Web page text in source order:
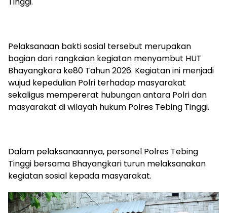
Pelaksanaan bakti sosial tersebut merupakan
bagian dari rangkaian kegiatan menyambut HUT
Bhayangkara ke80 Tahun 2026. Kegiatan ini menjadi
wujud kepedulian Polri terhadap masyarakat
sekaligus mempererat hubungan antara Polri dan
masyarakat di wilayah hukum Polres Tebing Tinggi.
Dalam pelaksanaannya, personel Polres Tebing
Tinggi bersama Bhayangkari turun melaksanakan
kegiatan sosial kepada masyarakat.